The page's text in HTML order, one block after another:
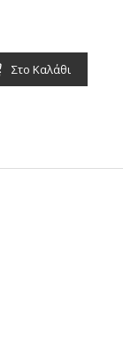
Στο Καλάθι